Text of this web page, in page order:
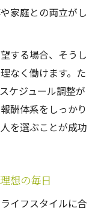
家庭との両立がし
する場合、そうし
なく働けます。た
ケジュール調整が
酬体系をしっかり
を選ぶことが成功
想の毎日
イフスタイルに合